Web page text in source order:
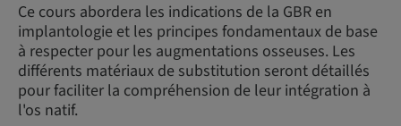
Ce cours abordera les indications de la GBR en
implantologie et les principes fondamentaux de base
à respecter pour les augmentations osseuses. Les
différents matériaux de substitution seront détaillés
pour faciliter la compréhension de leur intégration à
l'os natif.